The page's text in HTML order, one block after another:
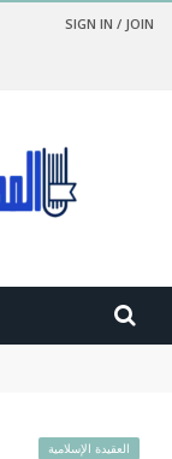
SIGN IN / JOIN
العقيدة الإسلامية